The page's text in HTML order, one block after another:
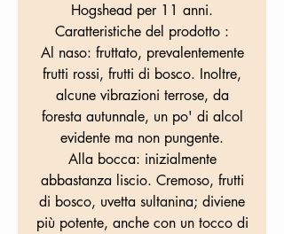
Hogshead per 11 anni.
Caratteristiche del prodotto :
Al naso: fruttato, prevalentemente
frutti rossi, frutti di bosco. Inoltre,
alcune vibrazioni terrose, da
foresta autunnale, un po' di alcol
evidente ma non pungente.
Alla bocca: inizialmente
abbastanza liscio. Cremoso, frutti
di bosco, uvetta sultanina; diviene
più potente, anche con un tocco di